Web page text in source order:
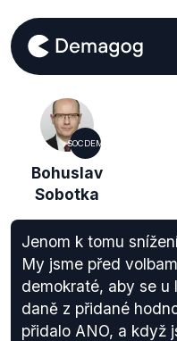
SOCDEM
Bohuslav
Sobotka
Jenom k tomu
My jsme před
demokraté, aby se u
daně z přidané
přidalo ANO, a když